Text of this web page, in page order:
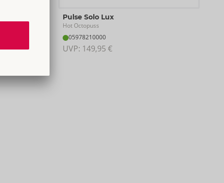
Pulse Solo Lux
Hot Octopuss
05978210000
UVP: 149,95 €